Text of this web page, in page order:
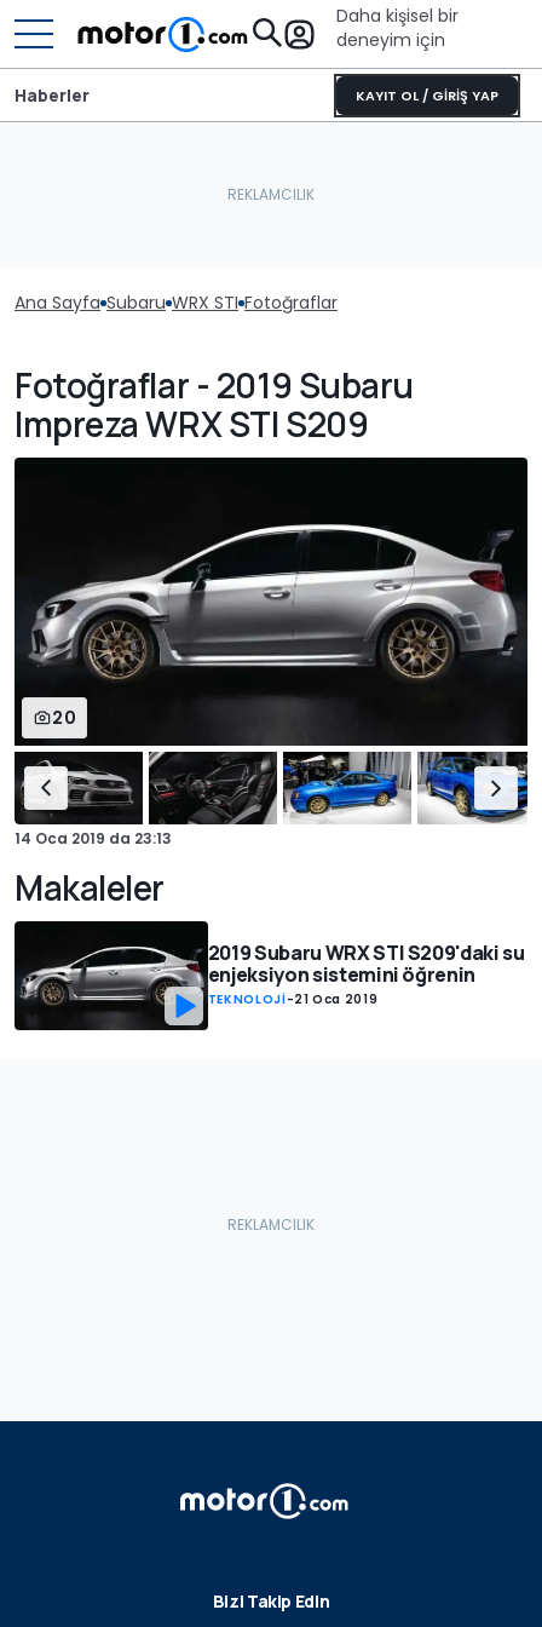
Daha kişisel bir
deneyim için
KAYIT OL / GİRİŞ YAP
Haberler
Ana Sayfa Subaru WRX STI Fotoğraflar
Fotoğraflar - 2019 Subaru
Impreza WRX STI S209
20
14 Oca 2019 da 23:13
Makaleler
2019 Subaru WRX STI S209'daki su
enjeksiyon sistemini öğrenin
TEKNOLOJİ-21 Oca 2019
Bizi Takip Edin